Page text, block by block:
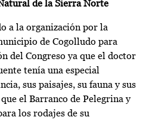
de la Sierra Norte
a la organización por la
de Cogolludo para
del Congreso ya que el doctor
tenía una especial
sus paisajes, su fauna y sus
el Barranco de Pelegrina y
los rodajes de su